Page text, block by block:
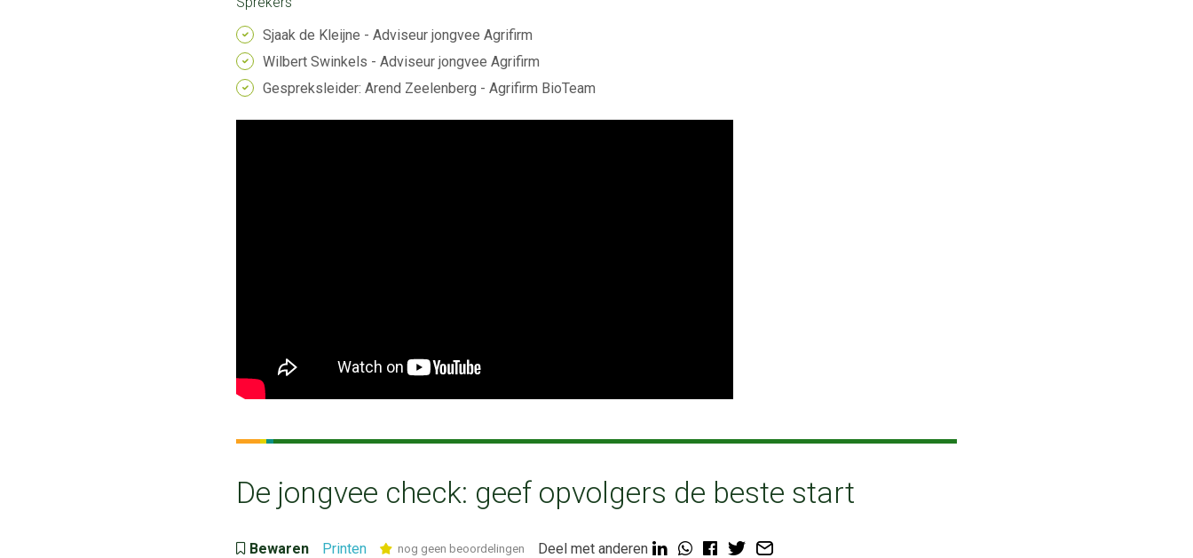
Sjaak de Kleijne - Adviseur jongvee Agrifirm
Wilbert Swinkels - Adviseur jongvee Agrifirm
Gespreksleider: Arend Zeelenberg - Agrifirm BioTeam
De jongvee check: geef opvolgers de beste start
Bewaren Printen nog geen beoordelingen Deel met anderen